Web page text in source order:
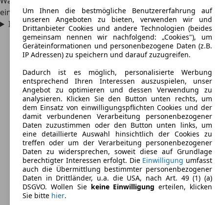
einen Betrag von 6.000 bis 15.000 Euro investieren.
In welchen Aufbauformen gab es den Fiat 850?
Um Ihnen die bestmögliche Benutzererfahrung auf
unseren Angeboten zu bieten, verwenden wir und
Drittanbieter Cookies und andere Technologien (beides
gemeinsam nennen wir nachfolgend: „Cookies"), um
Geräteinformationen und personenbezogene Daten (z.B.
IP Adressen) zu speichern und darauf zuzugreifen.
Dadurch ist es möglich, personalisierte Werbung
entsprechend Ihren Interessen auszuspielen, unser
Angebot zu optimieren und dessen Verwendung zu
analysieren. Klicken Sie den Button unten rechts, um
dem Einsatz von einwilligungspflichten Cookies und der
damit verbundenen Verarbeitung personenbezogener
Daten zuzustimmen oder den Button unten links, um
eine detaillierte Auswahl hinsichtlich der Cookies zu
treffen oder um der Verarbeitung personenbezogener
Daten zu widersprechen, soweit diese auf Grundlage
berechtigter Interessen erfolgt. Die Einwilligung umfasst
auch die Übermittlung bestimmter personenbezogener
Daten in Drittländer, u.a. die USA, nach Art. 49 (1) (a)
DSGVO. Wollen Sie keine Einwilligung erteilen, klicken
Sie bitte hier.